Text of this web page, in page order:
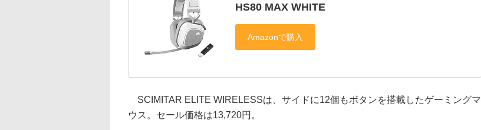
HS80 MAX WHITE
SCIMITAR ELITE WIRELESSは、サイドに12個もボタンを搭載したゲーミングマ
ウス。セール価格は13,720円。